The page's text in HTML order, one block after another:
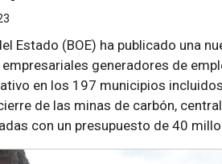
Estado (BOE) ha publicado una
generadores de
en los 197 municipios
de las minas de carbón,
con un presupuesto de 40